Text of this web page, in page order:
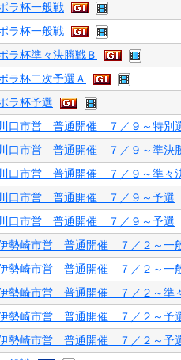
ラ杯一般戦
ラ杯一般戦
ラ杯準々決勝戦Ｂ
ラ杯二次予選Ａ
ラ杯予選
口市営 普通開催 ７／９～特別
口市営 普通開催 ７／９～準決
口市営 普通開催 ７／９～準々
口市営 普通開催 ７／９～予選
口市営 普通開催 ７／９～予選
勢崎市営 普通開催 ７／２～一
勢崎市営 普通開催 ７／２～一
勢崎市営 普通開催 ７／２～準
勢崎市営 普通開催 ７／２～予
勢崎市営 普通開催 ７／２～予